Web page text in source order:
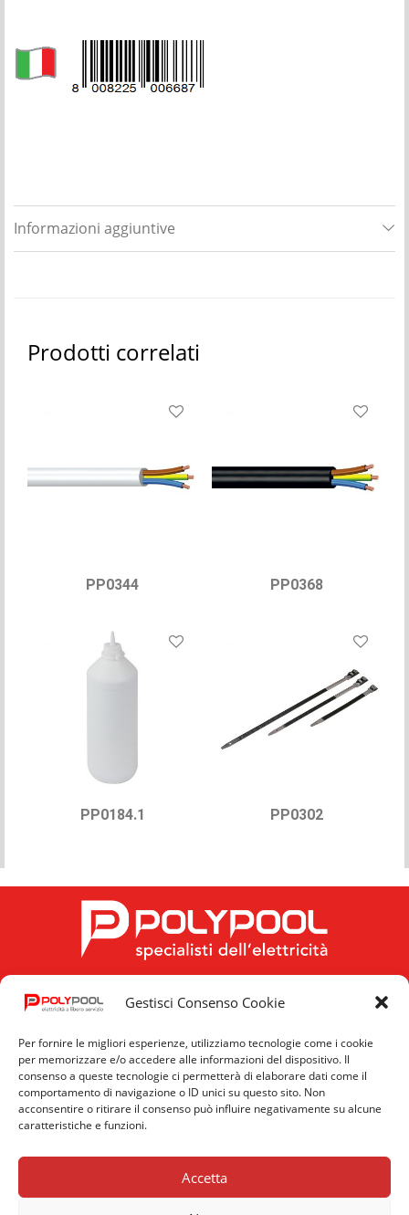
Gestisci Consenso Cookie
Per fornire le migliori esperienze, utilizziamo tecnologie come i cookie
per memorizzare e/o accedere alle informazioni del dispositivo. Il
consenso a queste tecnologie ci permetterà di elaborare dati come il
comportamento di navigazione o ID unici su questo sito. Non
acconsentire o ritirare il consenso può influire negativamente su alcune
caratteristiche e funzioni.
Accetta
Informazioni aggiuntive
Prodotti correlati
PP0344 PP0368
PP0184.1 PP0302
Privacy
Cookie
Policy
News